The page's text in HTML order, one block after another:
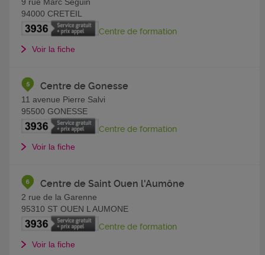
94000 CRETEIL
Centre de formation
Voir la fiche
Centre de Gonesse
11 avenue Pierre Salvi
95500 GONESSE
Centre de formation
Voir la fiche
Centre de Saint Ouen l'Aumône
2 rue de la Garenne
95310 ST OUEN L AUMONE
Centre de formation
Voir la fiche